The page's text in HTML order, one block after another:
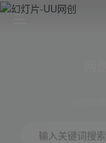
输入关键词搜索